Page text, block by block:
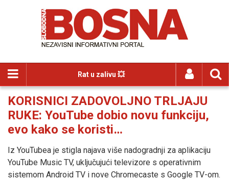
Rat u zalivu 💥
KORISNICI ZADOVOLJNO TRLJAJU
RUKE: YouTube dobio novu funkciju,
evo kako se koristi…
Iz YouTubea je stigla najava više nadogradnji za aplikaciju
YouTube Music TV, uključujući televizore s operativnim
sistemom Android TV i nove Chromecaste s Google TV-om.